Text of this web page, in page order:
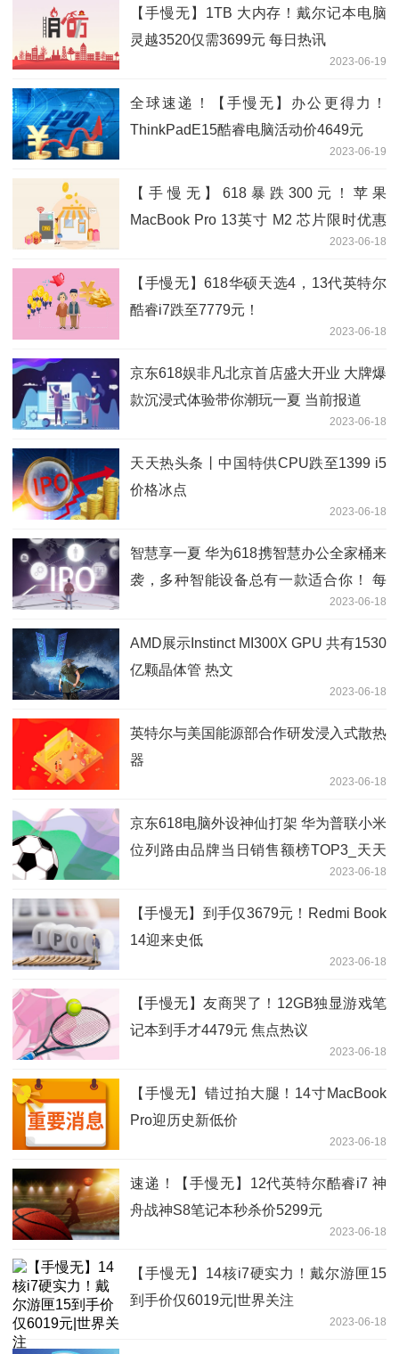
【手慢无】1TB 大内存！戴尔记本电脑
灵越3520仅需3699元 每日热讯
2023-06-19
全球速递！【手慢无】办公更得力！
ThinkPadE15酷睿电脑活动价4649元
2023-06-19
【手慢无】618暴跌300元！苹果
MacBook Pro 13英寸 M2 芯片限时优惠
2023-06-18
【手慢无】618华硕天选4，13代英特尔
酷睿i7跌至7779元！
2023-06-18
京东618娱非凡北京首店盛大开业 大牌爆
款沉浸式体验带你潮玩一夏 当前报道
2023-06-18
天天热头条丨中国特供CPU跌至1399 i5
价格冰点
2023-06-18
智慧享一夏 华为618携智慧办公全家桶来
袭，多种智能设备总有一款适合你！ 每
2023-06-18
AMD展示Instinct MI300X GPU 共有1530
亿颗晶体管 热文
2023-06-18
英特尔与美国能源部合作研发浸入式散热
器
2023-06-18
京东618电脑外设神仙打架 华为普联小米
位列路由品牌当日销售额榜TOP3_天天
2023-06-18
【手慢无】到手仅3679元！Redmi Book
14迎来史低
2023-06-18
【手慢无】友商哭了！12GB独显游戏笔
记本到手才4479元 焦点热议
2023-06-18
【手慢无】错过拍大腿！14寸MacBook
Pro迎历史新低价
2023-06-18
速递！【手慢无】12代英特尔酷睿i7 神
舟战神S8笔记本秒杀价5299元
2023-06-18
【手慢无】14核i7硬实力！戴尔游匣15
到手价仅6019元|世界关注
2023-06-18